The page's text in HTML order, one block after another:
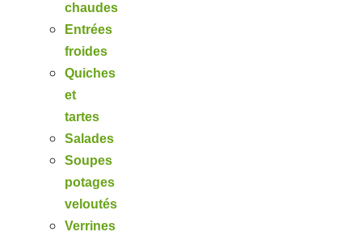
chaudes
Entrées
froides
Quiches
et
tartes
Salades
Soupes
potages
veloutés
Verrines